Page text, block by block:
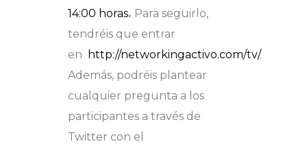
14:00 horas. Para seguirlo,
tendréis que entrar
en
http://networkingactivo.com/tv/.
Además, podréis plantear
cualquier pregunta a los
participantes a través de
Twitter con el